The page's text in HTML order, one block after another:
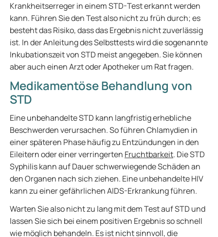
Krankheitserreger in einem STD-Test erkannt werden
kann. Führen Sie den Test also nicht zu früh durch; es
besteht das Risiko, dass das Ergebnis nicht zuverlässig
ist. In der Anleitung des Selbsttests wird die sogenannte
Inkubationszeit von STD meist angegeben. Sie können
aber auch einen Arzt oder Apotheker um Rat fragen.
Medikamentöse Behandlung von
STD
Eine unbehandelte STD kann langfristig erhebliche
Beschwerden verursachen. So führen Chlamydien in
einer späteren Phase häufig zu Entzündungen in den
Eileitern oder einer verringerten Fruchtbarkeit. Die STD
Syphilis kann auf Dauer schwerwiegende Schäden an
den Organen nach sich ziehen. Eine unbehandelte HIV
kann zu einer gefährlichen AIDS-Erkrankung führen.
Warten Sie also nicht zu lang mit dem Test auf STD und
lassen Sie sich bei einem positiven Ergebnis so schnell
wie möglich behandeln. Es ist nicht sinnvoll, die